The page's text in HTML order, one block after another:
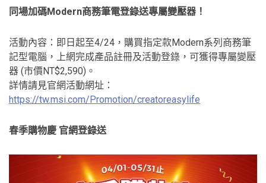
同場加碼Modern商務筆電登錄送專屬變壓器！
活動內容：即日起至4/24，購買指定款Modern系列商務筆
記型電腦，上網完成產品註冊及活動登錄，可獲得專屬變壓
器 (市價NT$2,590)。
詳情請見官網活動網址：
https://tw.msi.com/Promotion/creatoreasylife
春季購物慶 官網登錄送